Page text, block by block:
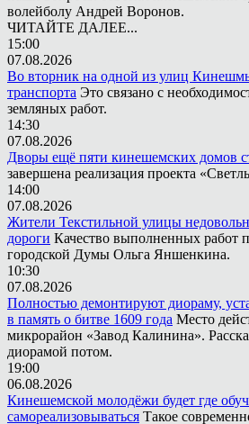
волейболу Андрей Воронов.
ЧИТАЙТЕ ДАЛЕЕ...
15:00
07.08.2026
Во вторник на одной из улиц
транспорта Это связано с
земляных работ.
14:30
07.08.2026
Дворы ещё пяти кинешемских домов
завершена реализация проекта
14:00
07.08.2026
Жители Текстильной улицы
дороги Качество выполненных работ
городской Думы Ольга Яншенкина.
10:30
07.08.2026
Полностью демонтируют диораму,
в память о битве 1609 года Место
микрорайон «Завод Калинина».
диорамой потом.
19:00
06.08.2026
Кинешемской молодёжи будет где
самореализовываться Такое